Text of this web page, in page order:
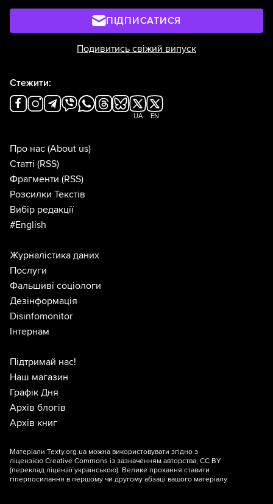
ПІДПИСАТИСЯ
Подивитись свіжий випуск
Стежити:
UA EN
Про нас (About us)
Статті (RSS)
Фрагменти (RSS)
Розсилки Текстів
Вибір редакції
#English
Журналістика даних
Послуги
Фальшиві соціологи
Дезінформація
Disinfomonitor
Інтернам
Підтримай нас!
Наш магазин
Графік Дня
Архів блогів
Архів книг
Матеріали Texty.org.ua можна використовувати згідно з
ліцензією Creative Commons із зазначенням авторства, CC BY
(переклад ліцензії українською). Велике прохання ставити
гіперпосилання в першому чи другому абзаці вашого матеріалу.